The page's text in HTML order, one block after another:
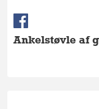
Ankelstøvle af